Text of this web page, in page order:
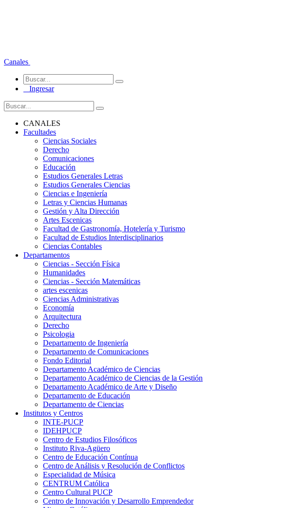
Canales
Ingresar
CANALES
Facultades
Ciencias Sociales
Derecho
Comunicaciones
Educación
Estudios Generales Letras
Estudios Generales Ciencias
Ciencias e Ingeniería
Letras y Ciencias Humanas
Gestión y Alta Dirección
Artes Escenicas
Facultad de Gastronomía, Hotelería y Turismo
Facultad de Estudios Interdisciplinarios
Ciencias Contables
Departamentos
Ciencias - Sección Física
Humanidades
Ciencias - Sección Matemáticas
artes escenicas
Ciencias Administrativas
Economía
Arquitectura
Derecho
Psicologia
Departamento de Ingeniería
Departamento de Comunicaciones
Fondo Editorial
Departamento Académico de Ciencias
Departamento Académico de Ciencias de la Gestión
Departamento Académico de Arte y Diseño
Departamento de Educación
Departamento de Ciencias
Institutos y Centros
INTE-PUCP
IDEHPUCP
Centro de Estudios Filosóficos
Instituto Riva-Agüero
Centro de Educación Contínua
Centro de Análisis y Resolución de Conflictos
Especialidad de Música
CENTRUM Católica
Centro Cultural PUCP
Centro de Innovación y Desarrollo Emprendedor